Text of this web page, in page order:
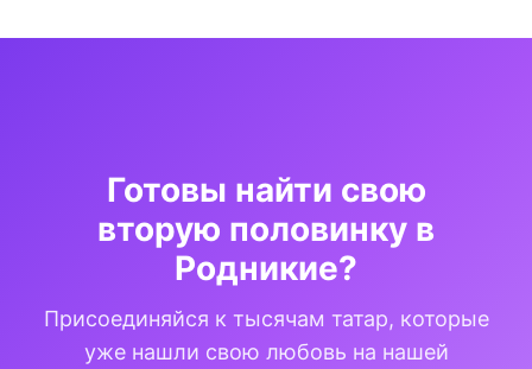
Готовы найти свою
вторую половинку в
Родникие?
Присоединяйся к тысячам татар, которые
уже нашли свою любовь на нашей